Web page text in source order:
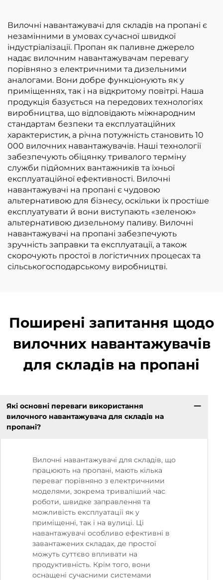
Вилочні навантажувачі для складів на пропані є
незамінними в умовах сучасної швидкої
індустріалізації. Пропан як паливне джерело
надає вилочним навантажувачам перевагу
порівняно з електричними та дизельними
аналогами. Вони добре функціонують як у
приміщеннях, так і на відкритому повітрі. Наша
продукція базується на передових технологіях
виробництва, що відповідають міжнародним
стандартам безпеки та експлуатаційних
характеристик, а річна потужність становить 10
000 вилочних навантажувачів. Наші технології
забезпечують обіцянку тривалого терміну
служби підйомних вантажників та їхньої
експлуатаційної ефективності. Вилочні
навантажувачі на пропані є чудовою
альтернативою для бізнесу, оскільки їх простіше
експлуатувати й вони виступають «зеленою»
альтернативою дизельному паливу. Вилочні
навантажувачі на пропані забезпечують
зручність заправки та експлуатації, а також
скорочують простої в логістичних процесах та
сільськогосподарському виробництві.
Поширені запитання щодо
вилочних навантажувачів
для складів на пропані
Які основні переваги використання
вилочного навантажувача для складів на
пропані?
Вилочні навантажувачі для складів, що
працюють на пропані, мають кілька
переваг порівняно з електричними
моделями, зокрема триваліший час
роботи, швидке заправлення та
можливість експлуатації як у
приміщенні, так і на вулиці. Ці
навантажувачі особливо ефективні в
завантажених складах, де простої
можуть суттєво впливати на
продуктивність. Крім того, вони
оснащені сучасними системами